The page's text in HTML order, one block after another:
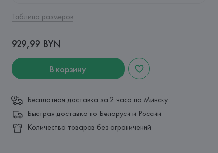
Таблица размеров
929,99 BYN
В корзину
Бесплатная доставка за 2 часа по Минску
Быстрая доставка по Беларуси и России
Количество товаров без ограничений